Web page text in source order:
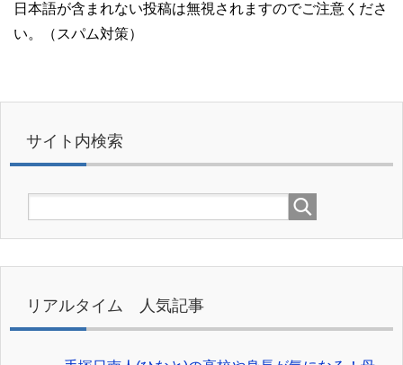
日本語が含まれない投稿は無視されますのでご注意くださ
い。（スパム対策）
サイト内検索
リアルタイム 人気記事